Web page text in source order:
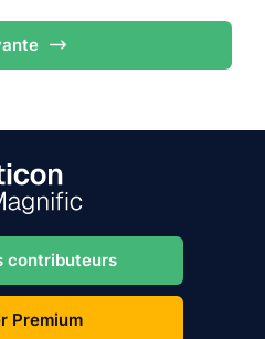
contributeurs
Premium